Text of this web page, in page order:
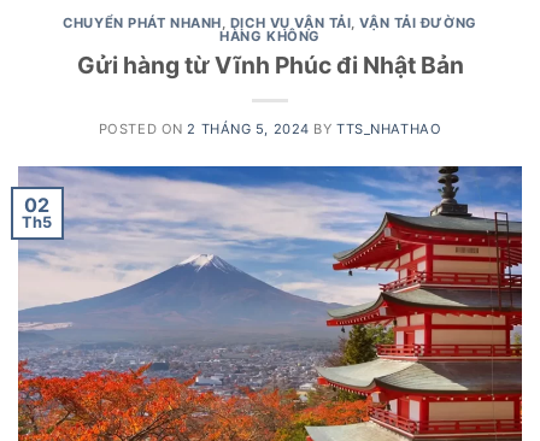
CHUYỂN PHÁT NHANH, DỊCH VỤ VẬN TẢI,VẬN TẢI ĐƯỜNG
HÀNG KHÔNG
Gửi hàng từ Vĩnh Phúc đi Nhật Bản
POSTED ON2 THÁNG 5, 2024 BYTTS_NHATHAO
02
Th5